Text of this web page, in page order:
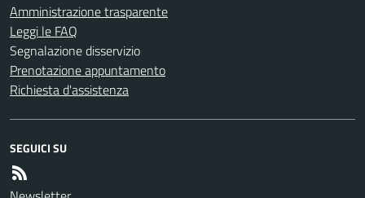
Amministrazione trasparente
Leggi le FAQ
Segnalazione disservizio
Prenotazione appuntamento
Richiesta d'assistenza
SEGUICI SU